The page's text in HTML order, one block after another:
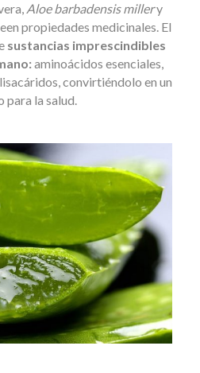
Aloe barbadensis millery
propiedades medicinales. El
sustancias imprescindibles
aminoácidos esenciales,
convirtiéndolo en un
la salud.